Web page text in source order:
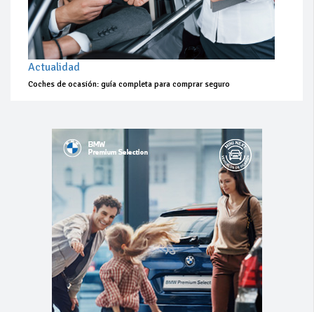
Actualidad
Coches de ocasión: guía completa para comprar seguro